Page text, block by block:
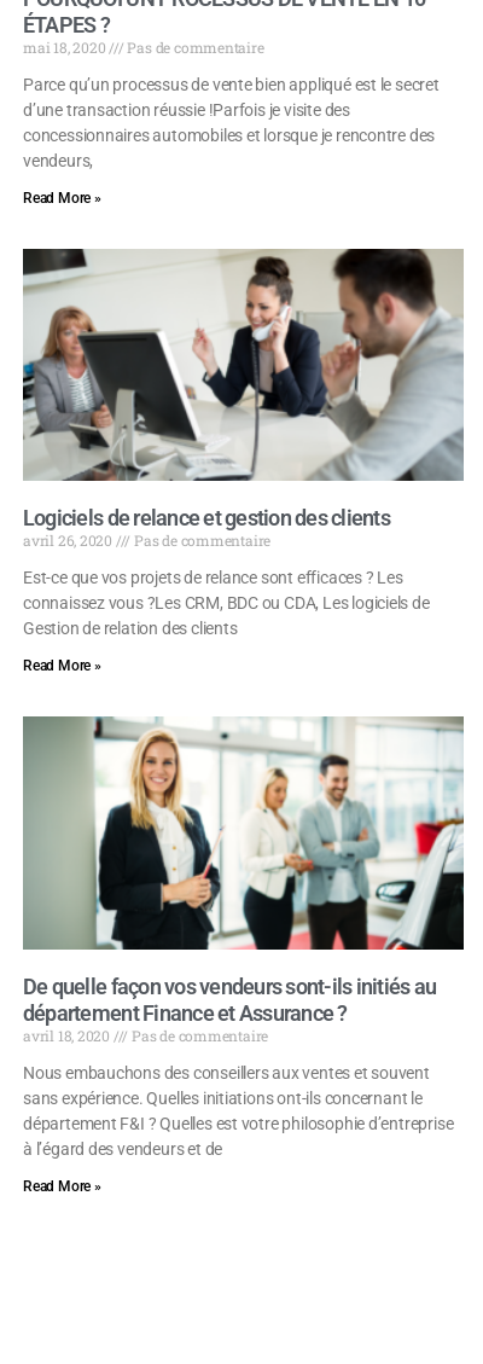
ÉTAPES ?
mai 18, 2020
Pas de commentaire
Parce qu’un processus de vente bien appliqué est le secret
d’une transaction réussie !Parfois je visite des
concessionnaires automobiles et lorsque je rencontre des
vendeurs,
Read More »
Logiciels de relance et gestion des clients
avril 26, 2020
Pas de commentaire
Est-ce que vos projets de relance sont efficaces ? Les
connaissez vous ?Les CRM, BDC ou CDA, Les logiciels de
Gestion de relation des clients
Read More »
De quelle façon vos vendeurs sont-ils initiés au
département Finance et Assurance ?
avril 18, 2020
Pas de commentaire
Nous embauchons des conseillers aux ventes et souvent
sans expérience. Quelles initiations ont-ils concernant le
département F&I ? Quelles est votre philosophie d’entreprise
à l’égard des vendeurs et de
Read More »